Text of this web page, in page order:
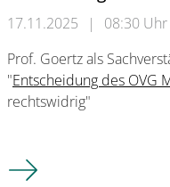
17.11.2025 |
08:30 Uhr
Prof. Goertz als
"Entscheidung des OVG
rechtswidrig"
Prof. Goertz im WDR-